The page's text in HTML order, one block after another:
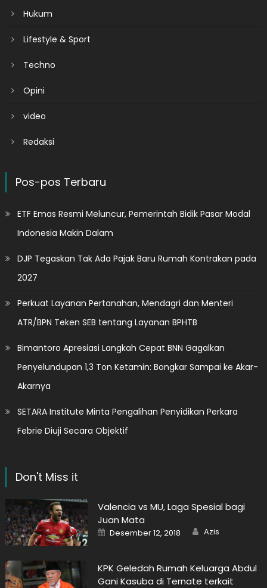
Hukum
Lifestyle & Sport
Techno
Opini
video
Redaksi
Pos-pos Terbaru
ETF Emas Resmi Meluncur, Pemerintah Bidik Pasar Modal
Indonesia Makin Dalam
DJP Tegaskan Tak Ada Pajak Baru Rumah Kontrakan pada
2027
Perkuat Layanan Pertanahan, Mendagri dan Menteri
ATR/BPN Teken SEB tentang Layanan BPHTB
Bimantoro Apresiasi Langkah Cepat BNN Gagalkan
Penyelundupan 1,3 Ton Ketamin: Bongkar Sampai ke Akar-
Akarnya
SETARA Institute Minta Pengalihan Penyidikan Perkara
Febrie Diuji Secara Objektif
Don't Miss it
Valencia vs MU, Laga Spesial bagi
Juan Mata
Posted
on
Desember 12, 2018 Author
Azis
KPK Geledah Rumah Keluarga Abdul
Gani Kasuba di Ternate terkait